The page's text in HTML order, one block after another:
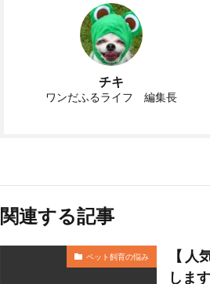
チキ
ワンだふるライフ 編集長
関連する記事
ペット飼育の悩み
【
します